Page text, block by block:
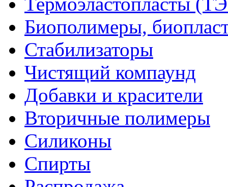
Биополимеры,
Стабилизаторы
Чистящий компаунд
Добавки и красители
Вторичные полимеры
Силиконы
Спирты